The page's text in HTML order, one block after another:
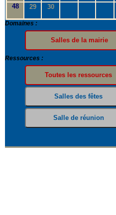
48 29 30
Domaines :
Ressources :